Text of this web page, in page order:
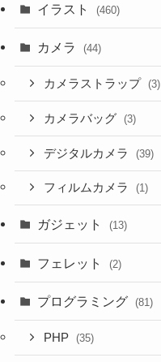
イラスト (460)
カメラ (44)
カメラストラップ (3)
カメラバッグ (3)
デジタルカメラ (39)
フィルムカメラ (1)
ガジェット (13)
フェレット (2)
プログラミング (81)
PHP (35)